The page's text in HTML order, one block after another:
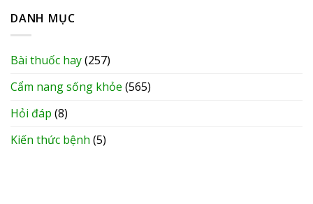
DANH MỤC
Bài thuốc hay(257)
Cẩm nang sống khỏe (565)
Hỏi đáp (8)
Kiến thức bệnh (5)